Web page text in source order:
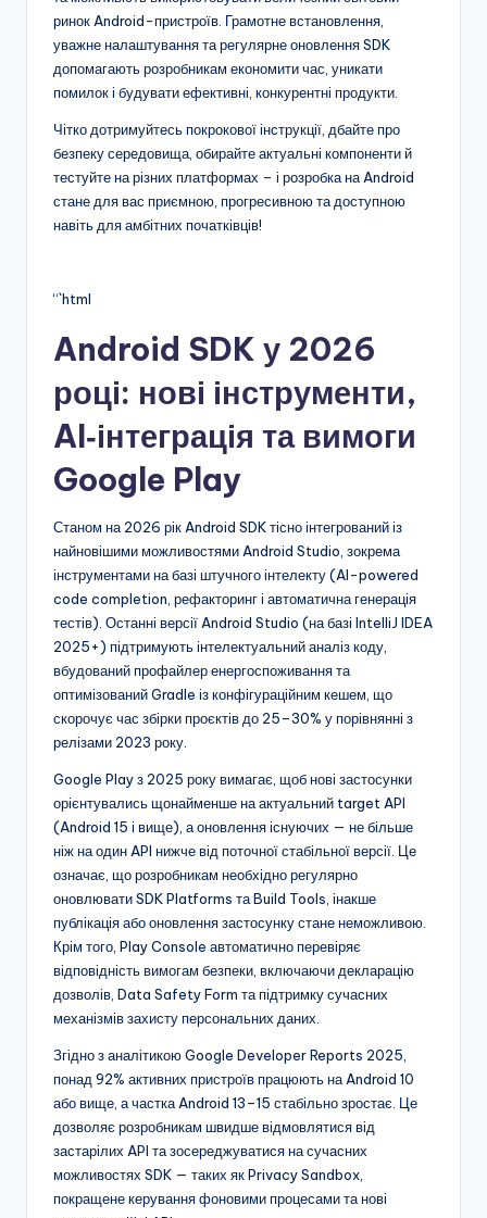
ринок Android-пристроїв. Грамотне встановлення,
уважне налаштування та регулярне оновлення SDK
допомагають розробникам економити час, уникати
помилок і будувати ефективні, конкурентні продукти.
Чітко дотримуйтесь покрокової інструкції, дбайте про
безпеку середовища, обирайте актуальні компоненти й
тестуйте на різних платформах – і розробка на Android
стане для вас приємною, прогресивною та доступною
навіть для амбітних початківців!
“`html
Android SDK у 2026
році: нові інструменти,
AI‑інтеграція та вимоги
Google Play
Станом на 2026 рік Android SDK тісно інтегрований із
найновішими можливостями Android Studio, зокрема
інструментами на базі штучного інтелекту (AI-powered
code completion, рефакторинг і автоматична генерація
тестів). Останні версії Android Studio (на базі IntelliJ IDEA
2025+) підтримують інтелектуальний аналіз коду,
вбудований профайлер енергоспоживання та
оптимізований Gradle із конфігураційним кешем, що
скорочує час збірки проєктів до 25–30% у порівнянні з
релізами 2023 року.
Google Play з 2025 року вимагає, щоб нові застосунки
орієнтувались щонайменше на актуальний target API
(Android 15 і вище), а оновлення існуючих — не більше
ніж на один API нижче від поточної стабільної версії. Це
означає, що розробникам необхідно регулярно
оновлювати SDK Platforms та Build Tools, інакше
публікація або оновлення застосунку стане неможливою.
Крім того, Play Console автоматично перевіряє
відповідність вимогам безпеки, включаючи декларацію
дозволів, Data Safety Form та підтримку сучасних
механізмів захисту персональних даних.
Згідно з аналітикою Google Developer Reports 2025,
понад 92% активних пристроїв працюють на Android 10
або вище, а частка Android 13–15 стабільно зростає. Це
дозволяє розробникам швидше відмовлятися від
застарілих API та зосереджуватися на сучасних
можливостях SDK — таких як Privacy Sandbox,
покращене керування фоновими процесами та нові